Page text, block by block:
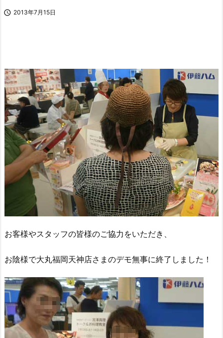
 2013年7月15日
お客様やスタッフの皆様のご協力をいただき、
お陰様で大丸福岡天神店さまのデモ無事に終了しました！